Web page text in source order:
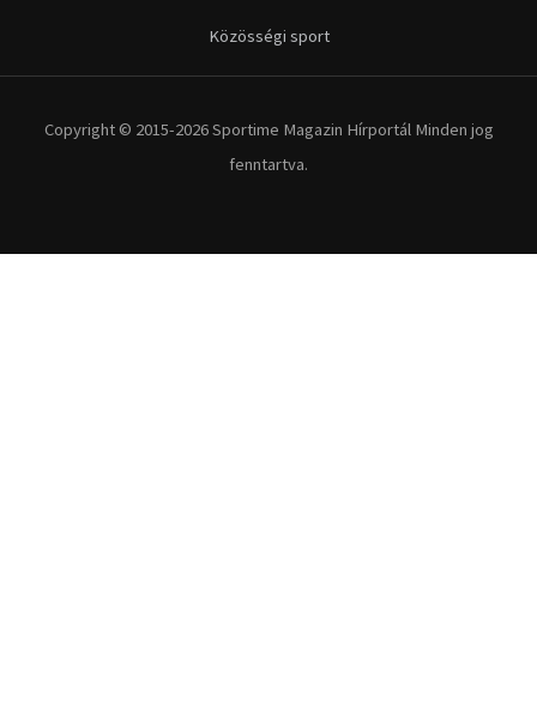
Közösségi sport
Copyright © 2015-2026 Sportime Magazin Hírportál Minden jog
fenntartva.